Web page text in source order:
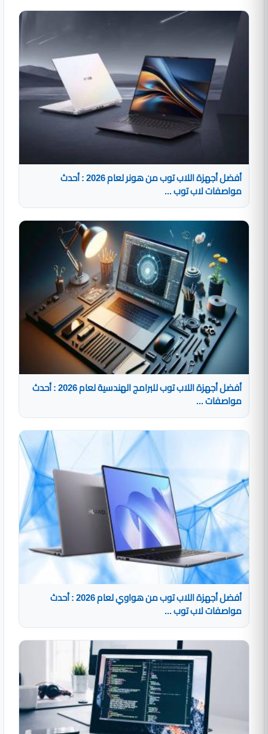
أفضل أجهزة اللاب توب من هونر لعام 2026 : أحدث
مواصفات لاب توب ...
أفضل أجهزة اللاب توب للبرامج الهندسية لعام 2026 : أحدث
مواصفات ...
أفضل أجهزة اللاب توب من هواوي لعام 2026 : أحدث
مواصفات لاب توب ...